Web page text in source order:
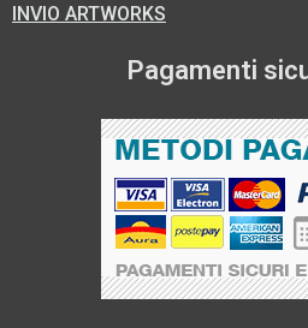
INVIO ARTWORKS
Pagamenti